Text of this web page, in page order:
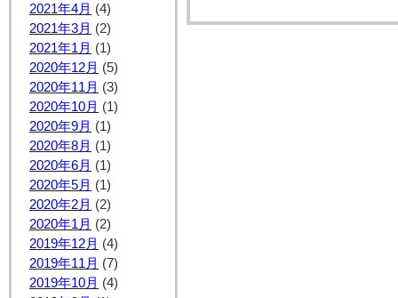
2021年4月 (4)
2021年3月 (2)
2021年1月 (1)
2020年12月 (5)
2020年11月 (3)
2020年10月 (1)
2020年9月 (1)
2020年8月 (1)
2020年6月 (1)
2020年5月 (1)
2020年2月 (2)
2020年1月 (2)
2019年12月 (4)
2019年11月 (7)
2019年10月 (4)